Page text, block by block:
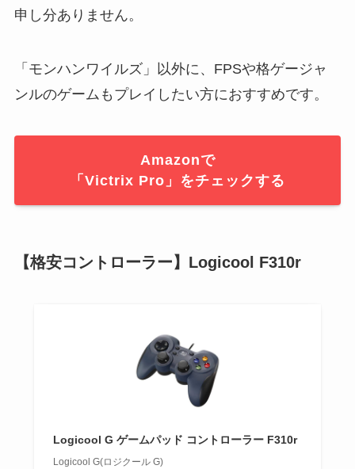
申し分ありません。
「モンハンワイルズ」以外に、FPSや格ゲージャ
ンルのゲームもプレイしたい方におすすめです。
Amazonで
「Victrix Pro」をチェックする
【格安コントローラー】Logicool F310r
Logicool G ゲームパッド コントローラー F310r
Logicool G(ロジクール G)